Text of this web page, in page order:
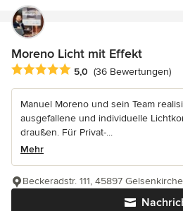
Moreno Licht mit Effekt
Durchschnittliche Bewertung: 5
5,0 (36 Bewertungen)
Manuel Moreno und sein Team
ausgefallene und individuelle
draußen. Für Privat-...
Mehr
Beckeradstr. 111, 45897